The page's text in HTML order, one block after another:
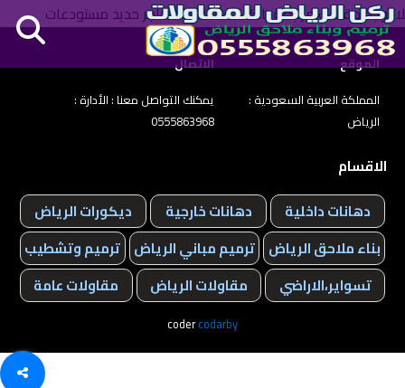
لا توجد مقالات مرتبطة بالكلمة الدلالية: هناجر حديد مستودعات
الموقع
الاتصال
المملكة العربية السعودية :
الرياض
يمكنك التواصل معنا : الأدارة :
0555863968
الاقسام
دهانات داخلية
دهانات خارجية
ديكورات الرياض
بناء ملاحق الرياض ترميم مباني الرياض ترميم وتشطيب
تسواير،الاراضي
مقاولات الرياض مقاولات عامة
codercodarby